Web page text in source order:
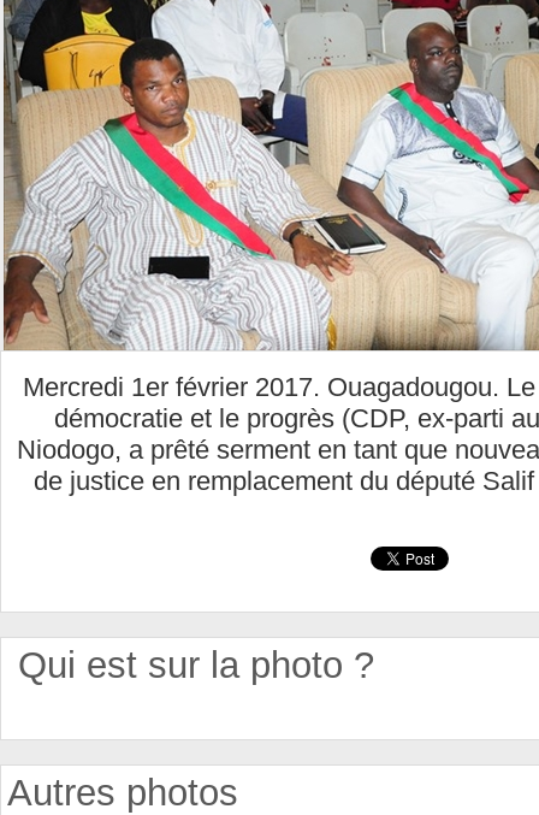
Mercredi 1er février 2017. Ouagadougou.
démocratie et le progrès (CDP, ex-parti
Niodogo, a prêté serment en tant que
de justice en remplacement du député
Qui est sur la photo ?
Autres photos